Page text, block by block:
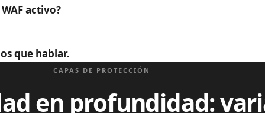
activo?
que hablar.
CAPAS DE PROTECCIÓN
en profundidad: